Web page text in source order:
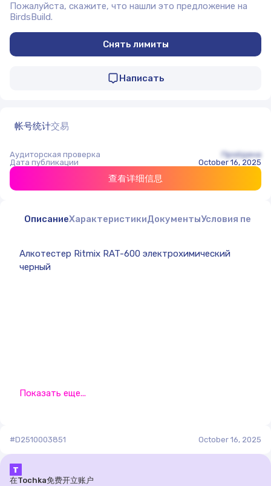
Пожалуйста, скажите, что нашли это предложение на
BirdsBuild.
Снять лимиты
Написать
帐号统计交易
Аудиторская проверка
Пройдена
Дата публикации
October 16, 2025
查看详细信息
ОписаниеХарактеристикиДокументыУсловия
Алкотестер Ritmix RAT-600 электрохимический
черный
Показать еще...
#D2510003851 October 16, 2025
Т
在Tochka免费开立账户